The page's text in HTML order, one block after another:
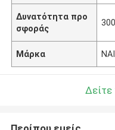
Δυνατότητα προ
σφοράς
Μάρκα